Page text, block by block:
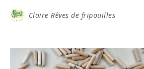
Claire Rêves de fripouilles